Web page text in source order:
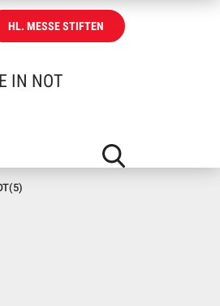
HL. MESSE STIFTEN
IN NOT